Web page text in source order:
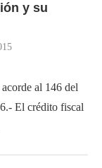
y su
al 146 del
El crédito fiscal